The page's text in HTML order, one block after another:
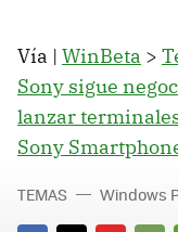
Vía | WinBeta >
Sony sigue
lanzar
Sony
TEMAS Windows